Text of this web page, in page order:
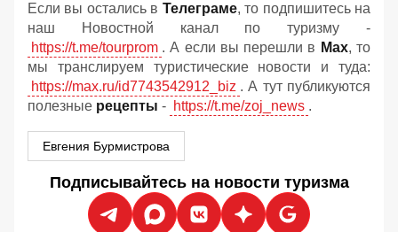
Если вы остались в Телеграме, то подпишитесь на
наш Новостной канал по туризму -
https://t.me/tourprom . А если вы перешли в Мах, то
мы транслируем туристические новости и туда:
https://max.ru/id7743542912_biz . А тут публикуются
полезные рецепты - https://t.me/zoj_news .
Евгения Бурмистрова
Подписывайтесь на новости туризма